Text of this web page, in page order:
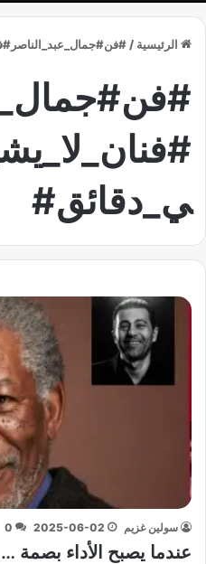
الرئيسية /
ي_دقائق#
سولين غزيم 2025-06-02
0
عندما يصبح الأداء بصمة